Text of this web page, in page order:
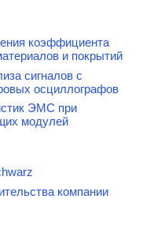
коэффициента
и покрытий
сигналов с
осциллографов
ЭМС при
модулей
компании